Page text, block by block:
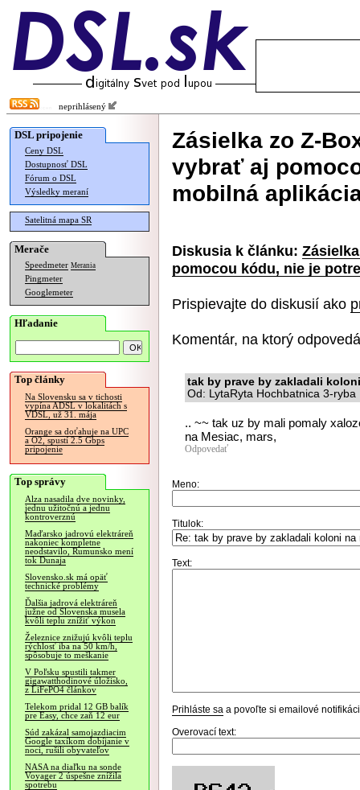
neprihlásený
DSL pripojenie
Ceny DSL
Dostupnosť DSL
Fórum o DSL
Výsledky meraní
Satelitná mapa SR
Merače
Speedmeter Merania
Pingmeter
Googlemeter
Hľadanie
Top články
Na Slovensku sa v tichosti
vypína ADSL v lokalitách s
VDSL, už 31. mája
Orange sa doťahuje na UPC
a O2, spustí 2.5 Gbps
pripojenie
Top správy
Alza nasadila dve novinky,
jednu užitočnú a jednu
kontroverznú
Maďarsko jadrovú elektráreň
nakoniec kompletne
neodstavilo, Rumunsko mení
tok Dunaja
Slovensko.sk má opäť
technické problémy
Ďalšia jadrová elektráreň
južne od Slovenska musela
kvôli teplu znížiť výkon
Železnice znižujú kvôli teplu
rýchlosť iba na 50 km/h,
spôsobuje to meškanie
V Poľsku spustili takmer
gigawatthodinové úložisko,
z LiFePO4 článkov
Telekom pridal 12 GB balík
pre Easy, chce zaň 12 eur
Súd zakázal samojazdiacim
Google taxíkom dobíjanie v
noci, rušili obyvateľov
NASA na diaľku na sonde
Voyager 2 úspešne znížila
spotrebu
Zásielka zo Z-
vybrať aj
mobilná
Diskusia k článku:
pomocou kódu, nie je
Prispievajte do diskusií ako
Komentár, na ktorý
tak by prave by zakladali
Od: LytaRyta Hochbatnica 3-
.. ~~ tak uz by mali pomaly
na Mesiac, mars,
Odpovedať
Meno:
Titulok:
Text:
Prihláste sa a povoľte si emailové
Overovací text: